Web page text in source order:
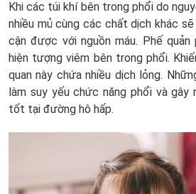
Khi các túi khí bên trong phổi do
nhiều mủ cùng các chất dịch khác
cận được với nguồn máu. Phế
hiện tượng viêm bên trong phổi.
quan này chứa nhiều dịch lỏng.
làm suy yếu chức năng phổi và gây
tốt tại đường hô hấp.